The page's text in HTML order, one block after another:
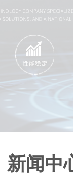
新闻中